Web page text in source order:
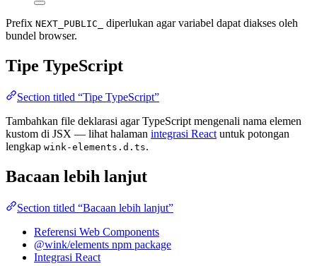
Prefix NEXT_PUBLIC_
diperlukan agar variabel dapat diakses oleh
bundel browser.
Tipe TypeScript
Section titled “Tipe TypeScript”
Tambahkan file deklarasi agar TypeScript mengenali nama elemen
kustom di JSX — lihat halaman integrasi React untuk potongan
lengkap wink-elements.d.ts.
Bacaan lebih lanjut
Section titled “Bacaan lebih lanjut”
Referensi Web Components
@wink/elements npm package
Integrasi React